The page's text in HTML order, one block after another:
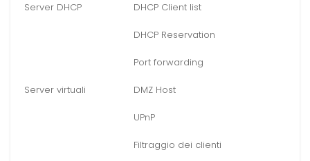
Server DHCP DHCP Client list
DHCP Reservation
Server virtuali
Port forwarding
DMZ Host
UPnP
Filtraggio dei clienti